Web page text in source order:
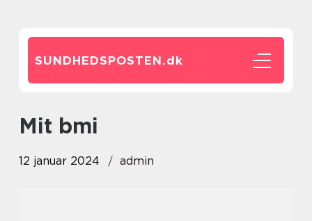
SUNDHEDSPOSTEN.dk
mit bmi
12 januar 2024 admin